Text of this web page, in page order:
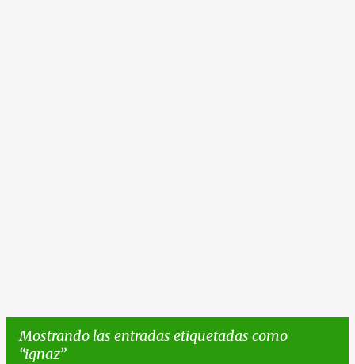
Mostrando las entradas etiquetadas como
ignaz